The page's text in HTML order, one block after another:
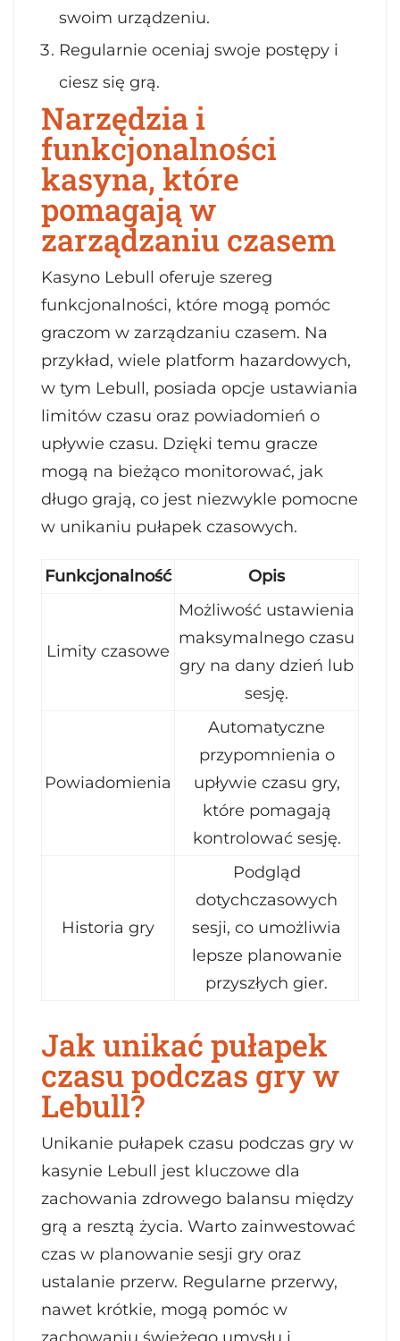
swoim urządzeniu.
Regularnie oceniaj swoje postępy i
ciesz się grą.
Narzędzia i
funkcjonalności
kasyna, które
pomagają w
zarządzaniu czasem
Kasyno Lebull oferuje szereg
funkcjonalności, które mogą pomóc
graczom w zarządzaniu czasem. Na
przykład, wiele platform hazardowych,
w tym Lebull, posiada opcje ustawiania
limitów czasu oraz powiadomień o
upływie czasu. Dzięki temu gracze
mogą na bieżąco monitorować, jak
długo grają, co jest niezwykle pomocne
w unikaniu pułapek czasowych.
Funkcjonalność Opis
Limity czasowe
Możliwość ustawienia
maksymalnego czasu
gry na dany dzień lub
sesję.
Powiadomienia
Automatyczne
przypomnienia o
upływie czasu gry,
które pomagają
kontrolować sesję.
Historia gry
Podgląd
dotychczasowych
sesji, co umożliwia
lepsze planowanie
przyszłych gier.
Jak unikać pułapek
czasu podczas gry w
Lebull?
Unikanie pułapek czasu podczas gry w
kasynie Lebull jest kluczowe dla
zachowania zdrowego balansu między
grą a resztą życia. Warto zainwestować
czas w planowanie sesji gry oraz
ustalanie przerw. Regularne przerwy,
nawet krótkie, mogą pomóc w